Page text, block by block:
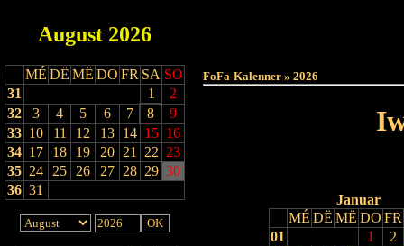
August 2026
MÉ DË MË DO FR SA SO
31
1
2
32
3 4 5 6 7 8
9
33 10 11 12 13 14 15 16
34 17 18 19 20 21 22 23
35 24 25 26 27 28 29 30
36 31
FoFa-Kalenner » 2026
Januar
MÉ DË MË DO FR
01
1
2